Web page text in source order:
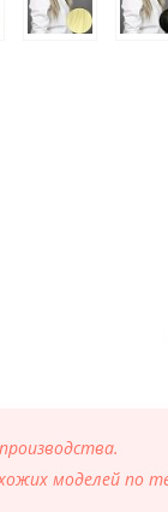
моделей по